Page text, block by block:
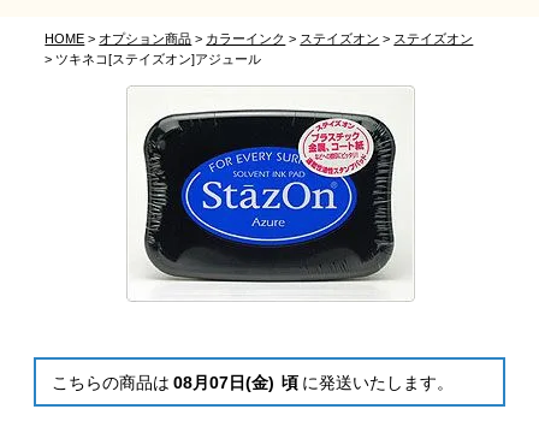
HOME オプション商品 カラーインク ステイズオン
ステイズオン
ツキネコ[ステイズオン]アジュール
こちらの商品は 08月07日(金) 頃 に発送いたします。